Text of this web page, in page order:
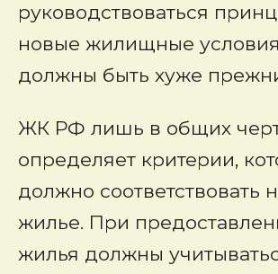
руководствоваться
новые жилищные
должны быть хуже
ЖК РФ лишь в общих
определяет критерии,
должно соответствовать
жилье. При
жилья должны